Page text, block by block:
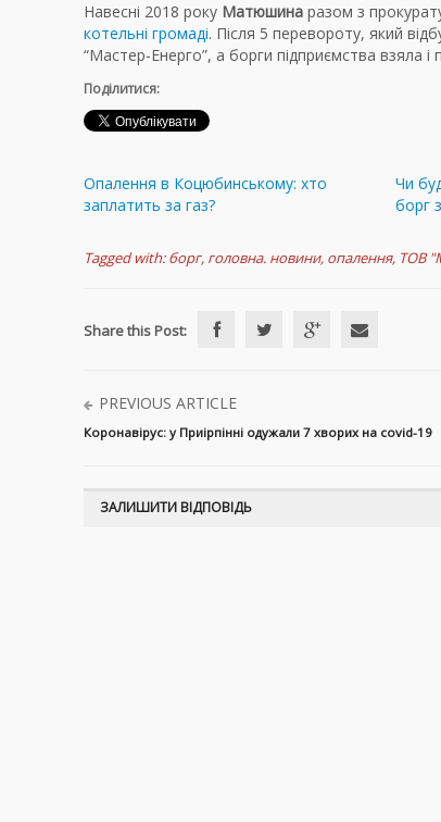
Навесні 2018 року Матюшина разом з
котельні громаді. Після 5 перевороту, який
“Мастер-Енерго”, а борги підприємства взяла
Поділитися:
Опалення в Коцюбинському: хто
заплатить за газ?
Чи
борг
Tagged with: борг, головна. новини, опалення, ТОВ
Share this Post:
PREVIOUS ARTICLE
Коронавірус: у Приірпінні одужали 7 хворих на covid-19
ЗАЛИШИТИ ВІДПОВІДЬ